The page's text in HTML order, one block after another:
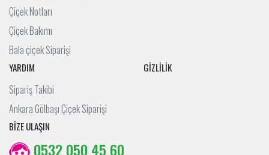
Çiçek Notları
Çiçek Bakımı
Bala çiçek Siparişi
YARDIM
Sipariş Takibi
Ankara Gölbaşı Çiçek Siparişi
GİZLİLİK
BİZE ULAŞIN
0532 050 45 60